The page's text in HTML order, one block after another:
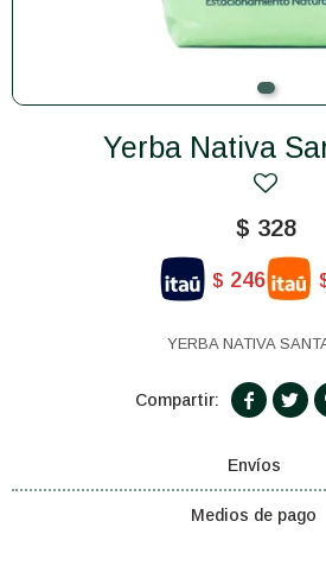
Yerba Nativa
$ 328
$ 246
YERBA NATIVA
 
Envíos
Medios de pago